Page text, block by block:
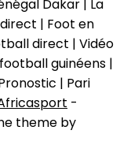
Dakar | La
| Foot en
direct | Vidéo
guinéens |
| Pari
-
theme by